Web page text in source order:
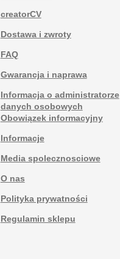
creatorCV
Dostawa i zwroty
FAQ
Gwarancja i naprawa
Informacja o administratorze
danych osobowych
Obowiązek informacyjny
Informacje
Media spolecznosciowe
O nas
Polityka prywatności
Regulamin sklepu